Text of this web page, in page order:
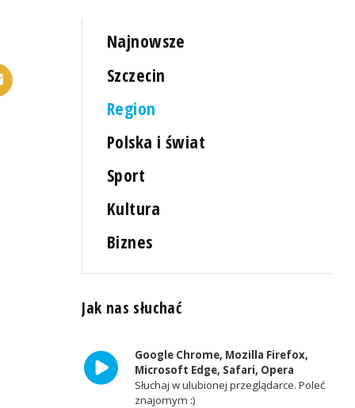
Najnowsze
Szczecin
Region
Polska i świat
Sport
Kultura
Biznes
Jak nas słuchać
Google Chrome, Mozilla Firefox,
Microsoft Edge, Safari, Opera
Słuchaj w ulubionej przeglądarce. Poleć
znajomym :)